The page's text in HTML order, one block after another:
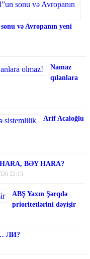
və Avropanın yeni
Namaz
qılanlara
Arif Acaloğlu
BƏY HARA?
22:15
ABŞ Yaxın Şərqdə
prioritetlərini dəyişir
ЛИ?